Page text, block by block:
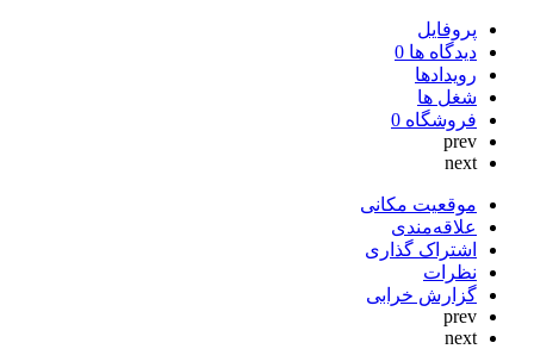
پروفایل
دیدگاه ها 0
رویدادها
شغل ها
فروشگاه 0
prev
next
موقعیت مکانی
علاقه‌مندی
اشتراک گذاری
نظرات
گزارش خرابی
prev
next